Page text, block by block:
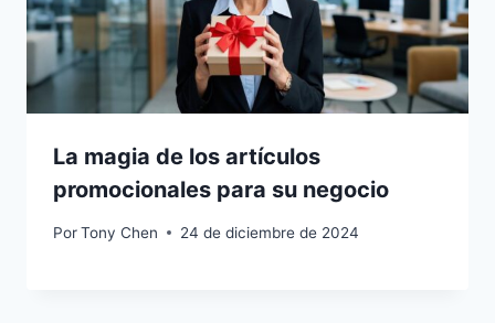
La magia de los artículos
promocionales para su negocio
PorTony Chen 24 de diciembre de 2024